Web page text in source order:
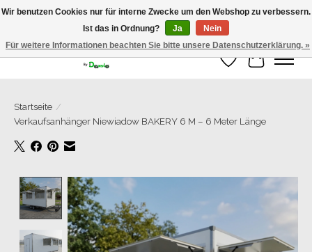
Grosse Auswahl an Anhänger direkt vom Hersteller!
Wunschzettel
Ihr
Startseite /
Verkaufsanhänger Niewiadow BAKERY 6 M – 6 Meter Länge
Product image slideshow Items
Wir benutzen Cookies nur für interne Zwecke um den Webshop zu verbessern.
Ist das in Ordnung?
Ja
Nein
Für weitere Informationen beachten Sie bitte unsere Datenschutzerklärung. »